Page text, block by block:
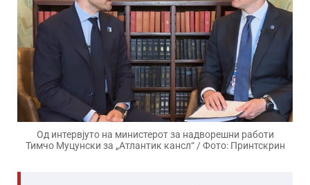
Од интервјуто на министерот за надворешни работи
Тимчо Муцунски за „Атлантик кансл“ / Фото: Принтскрин